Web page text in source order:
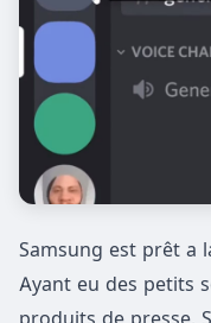
Samsung est prêt a
Ayant eu des petits